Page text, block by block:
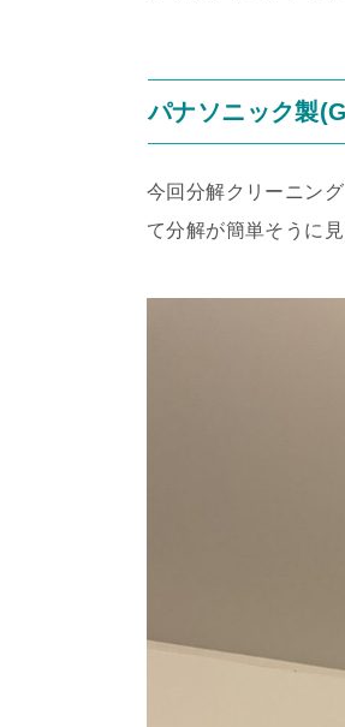
パナソニック製
今回分解クリーニン
て分解が簡単そうに